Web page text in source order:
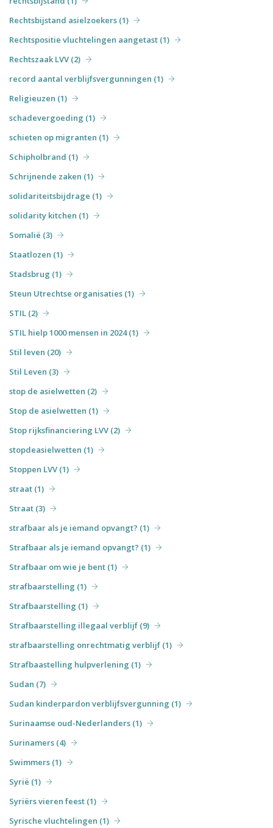
Rechtsbijstand asielzoekers (1)
Rechtspositie vluchtelingen aangetast (1)
Rechtszaak LVV (2)
record aantal verblijfsvergunningen (1)
Religieuzen (1)
schadevergoeding (1)
schieten op migranten (1)
Schipholbrand (1)
Schrijnende zaken (1)
solidariteitsbijdrage (1)
solidarity kitchen (1)
Somalië (3)
Staatlozen (1)
Stadsbrug (1)
Steun Utrechtse organisaties (1)
STIL (2)
STIL hielp 1000 mensen in 2024 (1)
Stil leven (20)
Stil Leven (3)
stop de asielwetten (2)
Stop de asielwetten (1)
Stop rijksfinanciering LVV (2)
stopdeasielwetten (1)
Stoppen LVV (1)
straat (1)
Straat (3)
strafbaar als je iemand opvangt? (1)
Strafbaar als je iemand opvangt? (1)
Strafbaar om wie je bent (1)
strafbaarstelling (1)
Strafbaarstelling (1)
Strafbaarstelling illegaal verblijf (9)
strafbaarstelling onrechtmatig verblijf (1)
Strafbaastelling hulpverlening (1)
Sudan (7)
Sudan kinderpardon verblijfsvergunning (1)
Surinaamse oud-Nederlanders (1)
Surinamers (4)
Swimmers (1)
Syrië (1)
Syriërs vieren feest (1)
Syrische vluchtelingen (1)